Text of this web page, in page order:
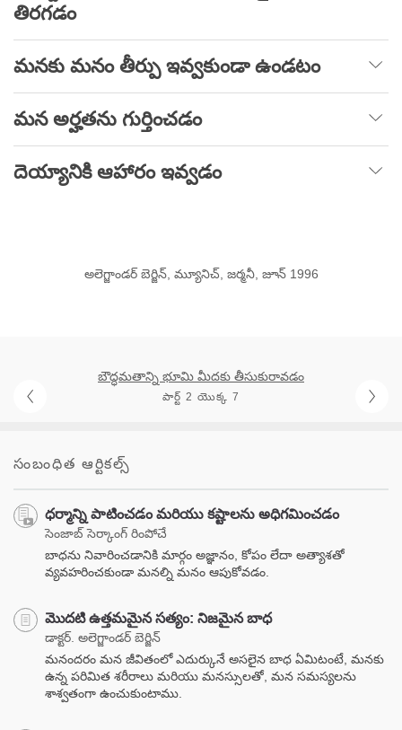
తిరగడం
మనకు మనం తీర్పు ఇవ్వకుండా ఉండటం
మన అర్హతను గుర్తించడం
దెయ్యానికి ఆహారం ఇవ్వడం
అలెగ్జాండర్ బెర్జిన్, మ్యూనిచ్, జర్మనీ, జూన్ 1996
బౌద్ధమతాన్ని భూమి మీదకు తీసుకురావడం
పార్ట్ 2 యొక్క 7
సంబంధిత ఆర్టికల్స్
ధర్మాన్ని పాటించడం మరియు కష్టాలను అధిగమించడం
సెంజాబ్ సెర్కాంగ్ రింపోచే
బాధను నివారించడానికి మార్గం అజ్ఞానం, కోపం లేదా అత్యాశతో
వ్యవహరించకుండా మనల్ని మనం ఆపుకోవడం.
మొదటి ఉత్తమమైన సత్యం: నిజమైన బాధ
డాక్టర్. అలెగ్జాండర్ బెర్జిన్
మనందరం మన జీవితంలో ఎదుర్కునే అసలైన బాధ ఏమిటంటే, మనకు
ఉన్న పరిమిత శరీరాలు మరియు మనస్సులతో, మన సమస్యలను
శాశ్వతంగా ఉంచుకుంటాము.